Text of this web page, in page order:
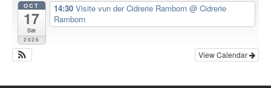
OCT
17
Sat
2026
14:30 Visite vun der Cidrerie Ramborn @ Cidrerie
Ramborn
View Calendar